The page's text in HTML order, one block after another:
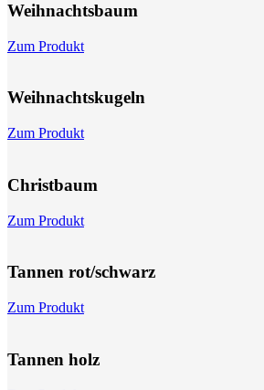
Weihnachts­baum
Zum Produkt
Weihnachts­kugeln
Zum Produkt
Christbaum
Zum Produkt
Tannen rot/schwarz
Zum Produkt
Tannen holz